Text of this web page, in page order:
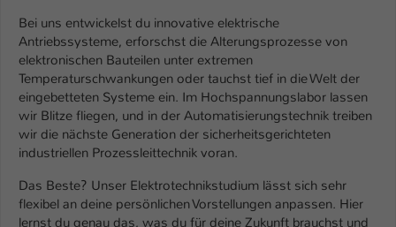
Bei uns entwickelst du innovative elektrische
Antriebssysteme, erforschst die Alterungsprozesse von
elektronischen Bauteilen unter extremen
Temperaturschwankungen oder tauchst tief in die Welt der
eingebetteten Systeme ein. Im Hochspannungslabor lassen
wir Blitze fliegen, und in der Automatisierungstechnik treiben
wir die nächste Generation der sicherheitsgerichteten
industriellen Prozessleittechnik voran.
Das Beste? Unser Elektrotechnikstudium lässt sich sehr
flexibel an deine persönlichen Vorstellungen anpassen. Hier
lernst du genau das, was du für deine Zukunft brauchst und